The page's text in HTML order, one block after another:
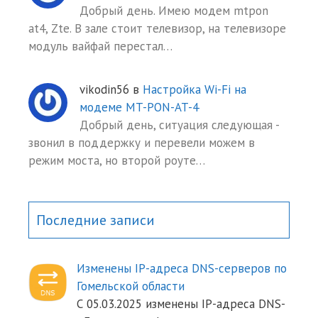
Добрый день. Имею модем mtpon
at4, Zte. В зале стоит телевизор, на телевизоре
модуль вайфай перестал…
vikodin56 в Настройка Wi-Fi на
модеме MT-PON-AT-4
Добрый день, ситуация следующая -
звонил в поддержку и перевели можем в
режим моста, но второй роуте…
Последние записи
Изменены IP-адреса DNS-серверов по
Гомельской области
С 05.03.2025 изменены IP-адреса DNS-